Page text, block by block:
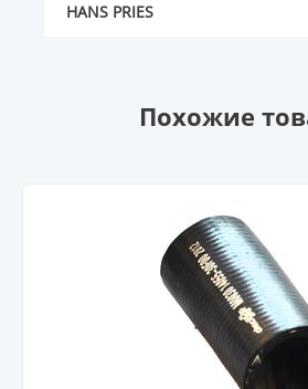
HANS PRIES
Похожие